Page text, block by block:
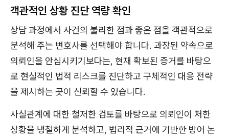
객관적인 상황 진단 역량 확인
상담 과정에서 사건의 불리한 점과 좋은 점을 객관적으로
분석해 주는 변호사를 선택해야 합니다. 과장된 약속으로
의뢰인을 안심시키기보다는, 현재 확보된 증거를 바탕으
로 현실적인 법적 리스크를 진단하고 구체적인 대응 전략
을 제시하는 곳이 신뢰할 수 있습니다.
사실관계에 대한 철저한 검토를 바탕으로 의뢰인이 처한
상황을 냉철하게 분석하고, 법리적 근거에 기반한 방어 논